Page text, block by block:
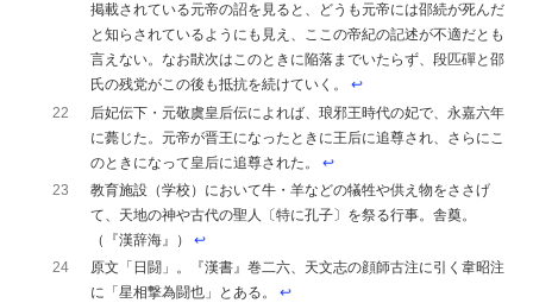
掲載されている元帝の詔を見ると、どうも元帝には邵続が死んだ
と知らされているようにも見え、ここの帝紀の記述が不適だとも
言えない。なお猒次はこのときに陥落までいたらず、段匹磾と邵
氏の残党がこの後も抵抗を続けていく。↩︎
22
后妃伝下・元敬虞皇后伝によれば、琅邪王時代の妃で、永嘉六年
に薨じた。元帝が晋王になったときに王后に追尊され、さらにこ
のときになって皇后に追尊された。↩︎
23
教育施設（学校）において牛・羊などの犠牲や供え物をささげ
て、天地の神や古代の聖人〔特に孔子〕を祭る行事。舎奠。
（『漢辞海』）↩︎
24
原文「日闘」。『漢書』巻二六、天文志の顔師古注に引く韋昭注
に「星相撃為闘也」とある。↩︎